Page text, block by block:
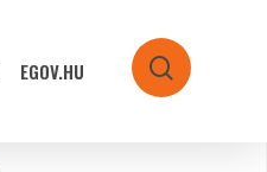
EGOV.HU search